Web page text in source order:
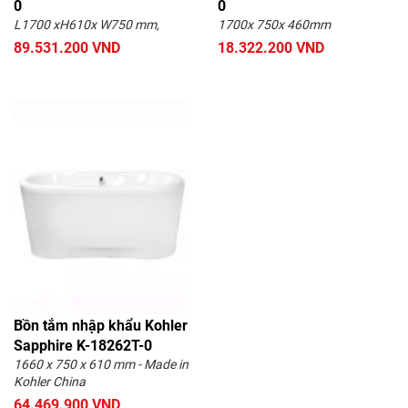
0
L1700 xH610x W750 mm,
89.531.200 VND
0
1700x 750x 460mm
18.322.200 VND
Bồn tắm nhập khẩu Kohler
Sapphire K-18262T-0
1660 x 750 x 610 mm - Made in
Kohler China